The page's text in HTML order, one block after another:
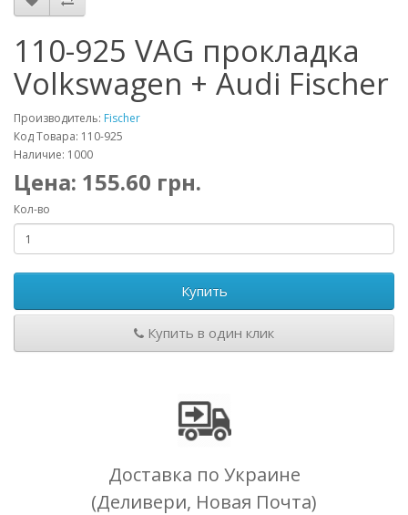
110-925 VAG прокладка
Volkswagen + Audi Fischer
Производитель: Fischer
Код Товара: 110-925
Наличие: 1000
Цена: 155.60 грн.
Кол-во
Купить
Купить в один клик
Доставка по Украине
(Деливери, Новая Почта)